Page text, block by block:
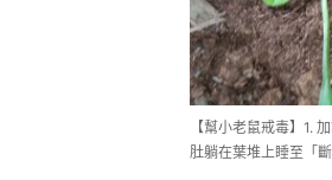
【幫小老鼠戒毒】1.
肚躺在葉堆上睡至「